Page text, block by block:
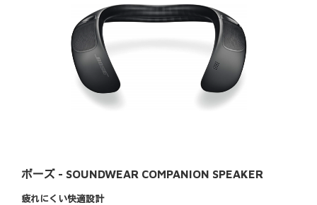
ボーズ - SOUNDWEAR COMPANION SPEAKER
疲れにくい快適設計